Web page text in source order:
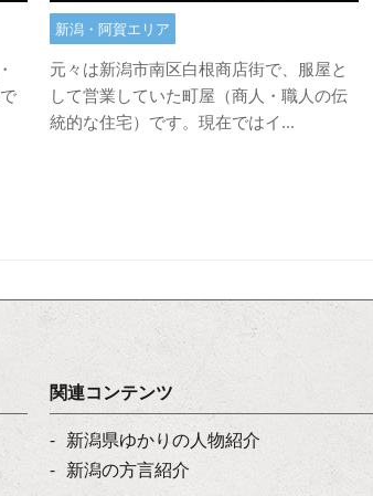
新潟・阿賀エリア
元々は新潟市南区白根商店街で、服屋と
して営業していた町屋（商人・職人の伝
統的な住宅）です。現在ではイ...
関連コンテンツ
新潟県ゆかりの人物紹介
新潟の方言紹介